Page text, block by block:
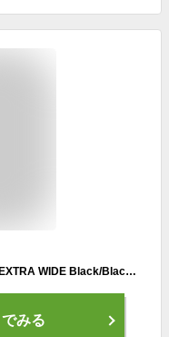
[アンダーアーマー] UA Charged Surge 4 EXTRA WIDE Black/Black/Black 26.5
みる